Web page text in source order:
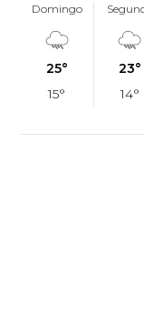
Domingo
25°
15°
23°
14°